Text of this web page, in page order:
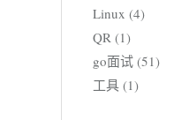
Linux (4)
QR (1)
go面试 (51)
工具 (1)